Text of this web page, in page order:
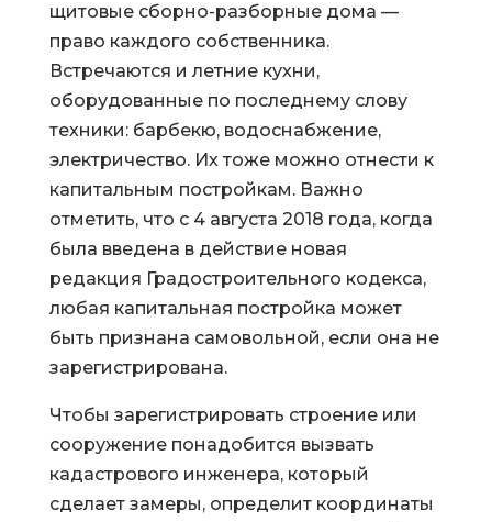
щитовые сборно-разборные дома —
право каждого собственника.
Встречаются и летние кухни,
оборудованные по последнему слову
техники: барбекю, водоснабжение,
электричество. Их тоже можно отнести к
капитальным постройкам. Важно
отметить, что с 4 августа 2018 года, когда
была введена в действие новая
редакция Градостроительного кодекса,
любая капитальная постройка может
быть признана самовольной, если она не
зарегистрирована.
Чтобы зарегистрировать строение или
сооружение понадобится вызвать
кадастрового инженера, который
сделает замеры, определит координаты